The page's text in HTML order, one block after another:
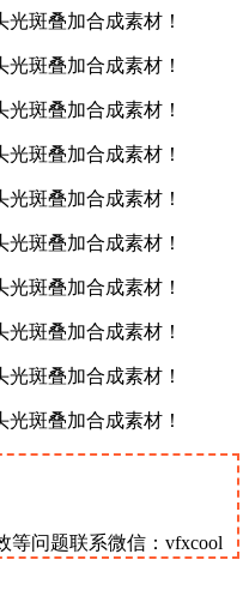
等问题联系微信：vfxcool